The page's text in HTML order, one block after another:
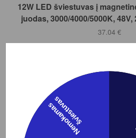
12W LED šviestuvas į
juodas, 3000/4000/5000K, 48V,
37.04 €
N
e
m
o
k
a
m
a
s
š
v
i
e
s
t
u
v
a
s